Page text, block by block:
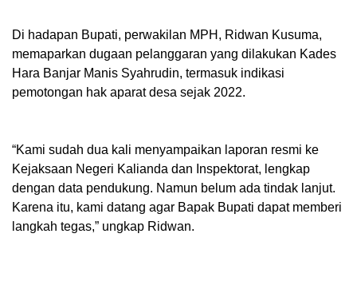
‎Di hadapan Bupati, perwakilan MPH, Ridwan Kusuma,
memaparkan dugaan pelanggaran yang dilakukan Kades
Hara Banjar Manis Syahrudin, termasuk indikasi
pemotongan hak aparat desa sejak 2022.
‎“Kami sudah dua kali menyampaikan laporan resmi ke
Kejaksaan Negeri Kalianda dan Inspektorat, lengkap
dengan data pendukung. Namun belum ada tindak lanjut.
Karena itu, kami datang agar Bapak Bupati dapat memberi
langkah tegas,” ungkap Ridwan.